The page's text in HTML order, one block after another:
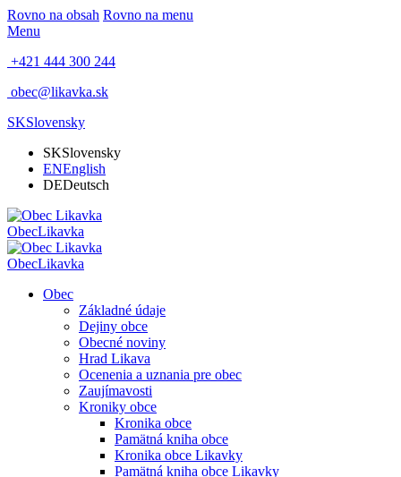
Rovno na obsah Rovno na menu
Menu
+421 444 300 244
obec@likavka.sk
SKSlovensky
SKSlovensky
ENEnglish
DEDeutsch
ObecLikavka
ObecLikavka
Obec
Základné údaje
Dejiny obce
Obecné noviny
Hrad Likava
Ocenenia a uznania pre obec
Zaujímavosti
Kroniky obce
Kronika obce
Pamätná kniha obce
Kronika obce Likavky
Pamätná kniha obce Likavky